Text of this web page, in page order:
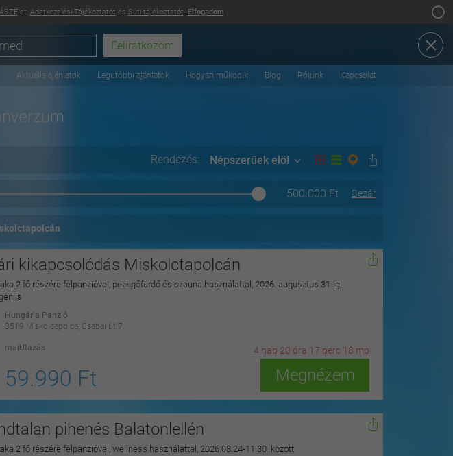
ÁSZF-et, Adatkezelési Tájékoztatót és Süti tájékoztatót. Elfogadom
Aktuális ajánlatok Legutóbbi ajánlatok Hogyan működik Blog Rólunk Kapcsolat
Rendezés: Népszerűek elöl
Bezár
500.000 Ft
kikapcsolódás Miskolctapolcán
2 fő részére félpanzióval, pezsgőfürdő és szauna használattal, 2026. augusztus 31-ig,
is
Hungária Panzió
3519 Miskolcapolca, Csabai út 7.
maiUtazás 4 nap 20 óra 17 perc 16 mp
59.990 Ft Megnézem
pihenés Balatonlellén
2 fő részére félpanzióval, wellness használattal, 2026.08.24-11.30. között